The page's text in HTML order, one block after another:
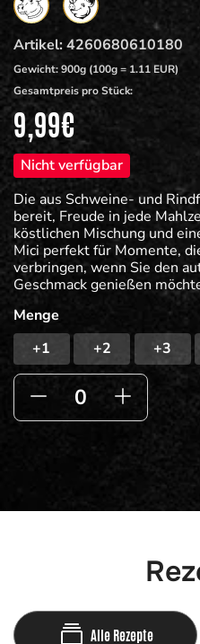
9,99€
Gewicht:900g (100g = 1.11 EUR)
Gesamtpreis pro Stück:
Die aus Schweine- und
bereit, Freude in jede
köstlichen Mischung und
Mici perfekt für Momente,
verbringen, wenn Sie den
Geschmack genießen
Nicht verfügbar
Artikel:4260680610180
Menge
+1
+2 +3
Alle Rezepte